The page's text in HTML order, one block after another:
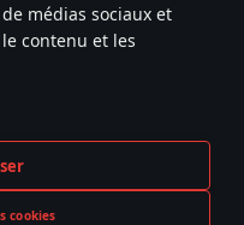
médias sociaux et
contenu et les
cookies
Paramètres relatifs aux cookies